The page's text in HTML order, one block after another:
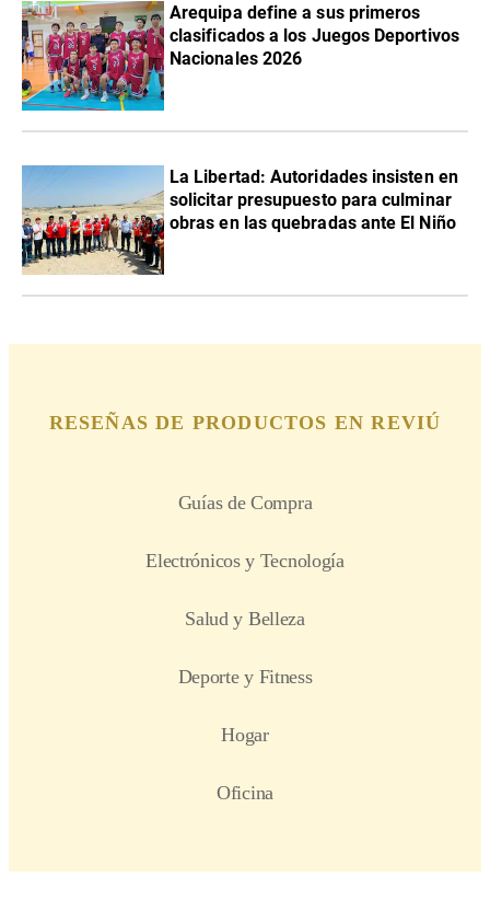
Arequipa define a sus primeros
clasificados a los Juegos Deportivos
Nacionales 2026
La Libertad: Autoridades insisten en
solicitar presupuesto para culminar
obras en las quebradas ante El Niño